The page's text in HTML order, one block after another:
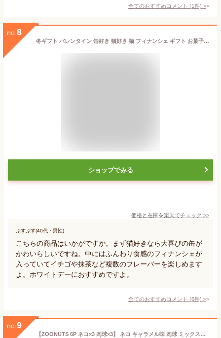
全てのおすすめコメント (1件) >
no. 8
冬ギフト バレンタイン 缶好き 猫好き 猫 フィナンシェ ギフト お菓子 缶 猫お菓子 可愛いお菓子 お菓子缶 おしゃれ スイーツ お取り寄せ 個包装 缶入り 焼き菓子 洋菓子 プレゼント 誕生日プレゼント 女性 女友達 プチギフト かわいい缶 贈り物 通販 手土産 シャトロワ
ショップでみる
価格と在庫を楽天でチェック >>
ぷすぷす(40代・男性)
こちらの商品はいかがですか。まず猫好きなら大喜びの缶が
かわいらしいですね。中にはふんわり食感のフィナンシェが
入っていてイチゴや抹茶など複数のフレーバーを楽しめます
よ。ホワイトデーにおすすめですよ。
全てのおすすめコメント (6件) >
no. 9
【ZOONUTS 6P ネコ×3 肉球×3】 ネコ キャラメル味 肉球 ミックスフレーバー ズーナッツ 焼きドーナツ アニマルドーナツ 焼き菓子 ドーナツ カワイイ スイーツ ヘルシー カリーノ 福岡 こだわり おすすめスイーツ プレゼント 内祝い プレゼント バレンタイン ホワイトデー